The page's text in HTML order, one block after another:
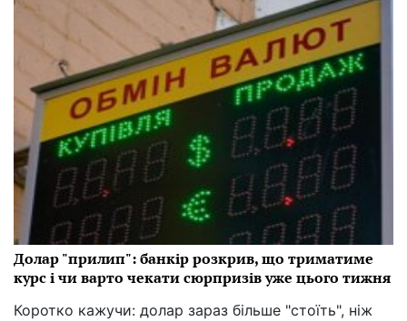
Долар "прилип": банкір розкрив, що триматиме
курс і чи варто чекати сюрпризів уже цього тижня
Коротко кажучи: долар зараз більше "стоїть", ніж